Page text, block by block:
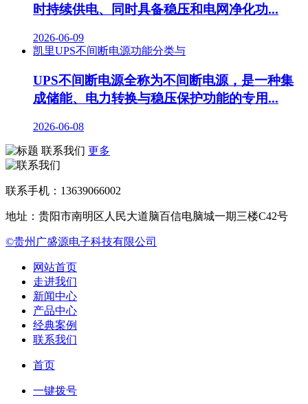
时持续供电、同时具备稳压和电网净化功...
2026-06-09
凯里UPS不间断电源功能分类与
UPS不间断电源全称为不间断电源，是一种集
成储能、电力转换与稳压保护功能的专用...
2026-06-08
联系我们 更多
联系手机：13639066002
地址：贵阳市南明区人民大道脑百信电脑城一期三楼C42号
©贵州广盛源电子科技有限公司
网站首页
走进我们
新闻中心
产品中心
经典案例
联系我们
首页
一键拨号